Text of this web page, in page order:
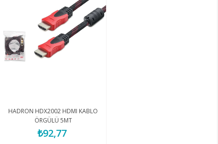
HADRON HDX2002 HDMI KABLO
ÖRGÜLÜ 5MT
₺92,77